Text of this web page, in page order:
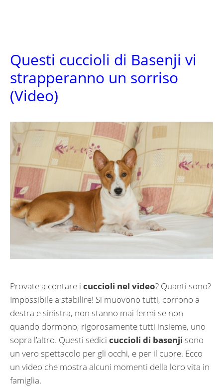
Questi cuccioli di Basenji vi
strapperanno un sorriso
(Video)
Provate a contare i cuccioli nel video? Quanti sono?
Impossibile a stabilire! Si muovono tutti, corrono a
destra e sinistra, non stanno mai fermi se non
quando dormono, rigorosamente tutti insieme, uno
sopra l’altro. Questi sedici cuccioli di basenji sono
un vero spettacolo per gli occhi, e per il cuore. Ecco
un video che mostra alcuni momenti della loro vita in
famiglia.